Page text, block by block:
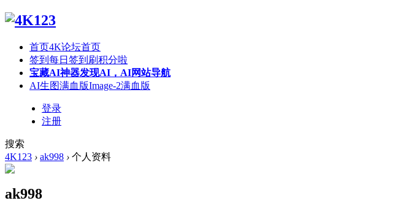
首页4K论坛首页
签到 每日签到刷积分啦
宝藏AI神器发现AI，AI网站导航
AI生图满血版Image-2满血版
登录
注册
搜索
4K123 › ak998 › 个人资料
ak998